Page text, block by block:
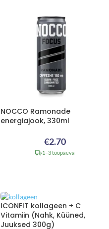
NOCCO Ramonade
energiajook, 330ml
€2.70
1–3 tööpäeva
ICONFIT kollageen + C
Vitamiin (Nahk, Küüned,
Juuksed 300g)